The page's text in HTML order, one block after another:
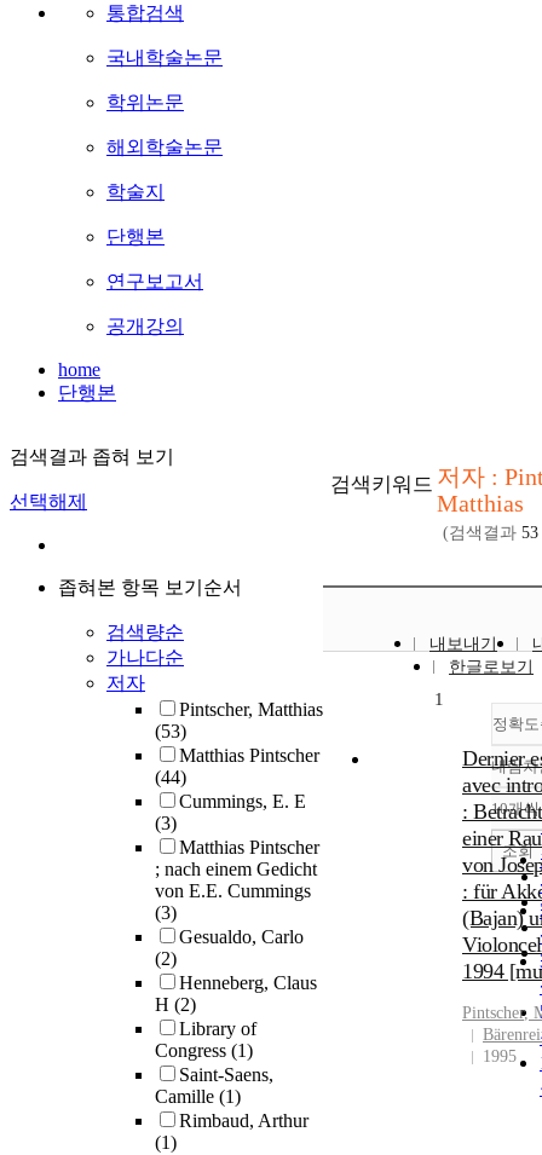
통합검색
국내학술논문
학위논문
해외학술논문
학술지
단행본
연구보고서
공개강의
home
단행본
검색결과 좁혀 보기
선택해제
좁혀본 항목 보기순서
검색량순
가나다순
저자
Pintscher, Matthias
(53)
Matthias Pintscher
(44)
Cummings, E. E
(3)
Matthias Pintscher
; nach einem Gedicht
von E.E. Cummings
(3)
Gesualdo, Carlo
(2)
Henneberg, Claus
H (2)
Library of
Congress (1)
Saint-Saens,
Camille (1)
Rimbaud, Arthur
(1)
검색키워드 저자 :
Matthias
(검색결과 53
내보내기
한글로보기
정확
내림차
10개
조회
1
Dernier
avec
:
einer
von
: für
(Bajan)
1994
Pintscher,
1995